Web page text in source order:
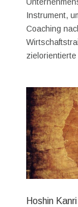
Instrument,
Coaching
Hoshin Kanri